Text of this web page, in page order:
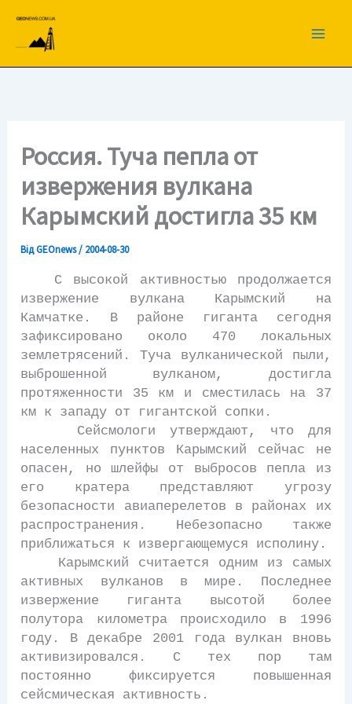
вмісту
Россия. Туча пепла от
извержения вулкана
Карымский достигла 35 км
ВідGEOnews/ 2004-08-30
С высокой активностью продолжается
извержение вулкана Карымский на
Камчатке. В районе гиганта сегодня
зафиксировано около 470 локальных
землетрясений. Туча вулканической пыли,
выброшенной вулканом, достигла
протяженности 35 км и сместилась на 37
км к западу от гигантской сопки.
Сейсмологи утверждают, что для
населенных пунктов Карымский сейчас не
опасен, но шлейфы от выбросов пепла из
его кратера представляют угрозу
безопасности авиаперелетов в районах их
распространения. Небезопасно также
приближаться к извергающемуся исполину.
Карымский считается одним из самых
активных вулканов в мире. Последнее
извержение гиганта высотой более
полутора километра происходило в 1996
году. В декабре 2001 года вулкан вновь
активизировался. С тех пор там
постоянно фиксируется повышенная
сейсмическая активность.